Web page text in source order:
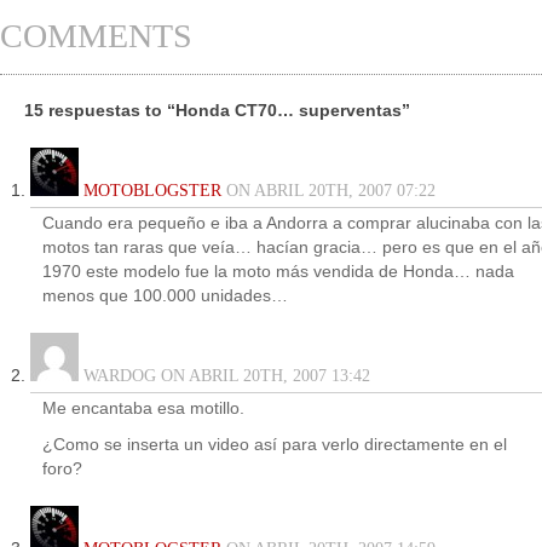
COMMENTS
15 respuestas to “Honda CT70… superventas”
MOTOBLOGSTERON ABRIL 20TH, 2007 07:22
Cuando era pequeño e iba a Andorra a comprar alucinaba con
motos tan raras que veía… hacían gracia… pero es que en el
1970 este modelo fue la moto más vendida de Honda… nada
menos que 100.000 unidades…
WARDOG ON ABRIL 20TH, 2007 13:42
Me encantaba esa motillo.
¿Como se inserta un video así para verlo directamente en el
foro?